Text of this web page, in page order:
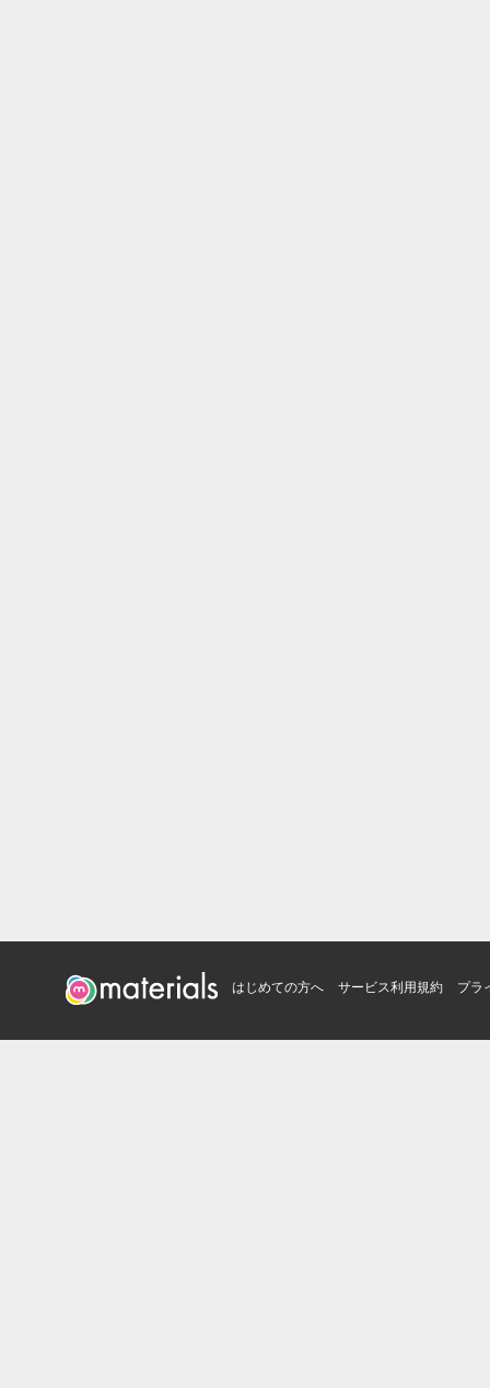
はじめての方へ サービス利用規約 プラ